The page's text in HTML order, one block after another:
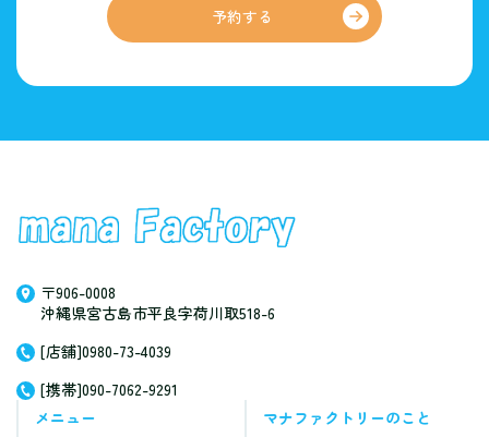
予約する
〒906-0008
沖縄県宮古島市平良字荷川取518-6
[店舗]0980-73-4039
[携帯]090-7062-9291
メニュー
マナファクトリーのこと